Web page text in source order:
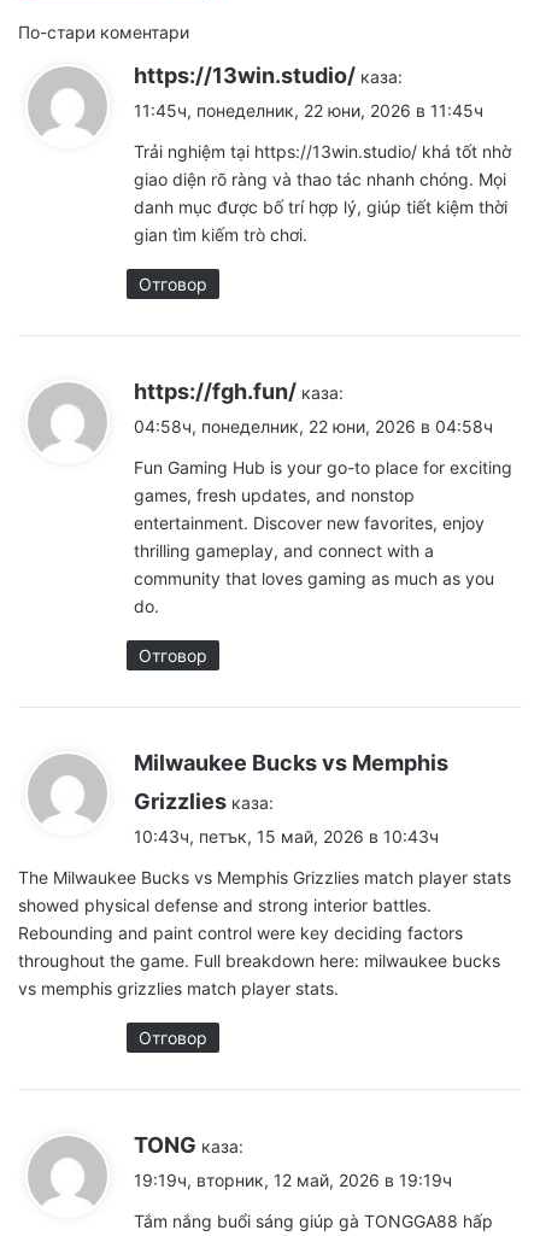
Навигация
за
коментарите
По-стари коментари
https://13win.studio/ каза:
11:45ч, понеделник, 22 юни, 2026 в 11:45ч
Trải nghiệm tại https://13win.studio/ khá tốt nhờ
giao diện rõ ràng và thao tác nhanh chóng. Mọi
danh mục được bố trí hợp lý, giúp tiết kiệm thời
gian tìm kiếm trò chơi.
Отговор
https://fgh.fun/ каза:
04:58ч, понеделник, 22 юни, 2026 в 04:58ч
Fun Gaming Hub is your go-to place for exciting
games, fresh updates, and nonstop
entertainment. Discover new favorites, enjoy
thrilling gameplay, and connect with a
community that loves gaming as much as you
do.
Отговор
Milwaukee Bucks vs Memphis
Grizzlies каза:
10:43ч, петък, 15 май, 2026 в 10:43ч
The Milwaukee Bucks vs Memphis Grizzlies match player stats
showed physical defense and strong interior battles.
Rebounding and paint control were key deciding factors
throughout the game. Full breakdown here: milwaukee bucks
vs memphis grizzlies match player stats.
Отговор
TONG каза:
19:19ч, вторник, 12 май, 2026 в 19:19ч
Tắm nắng buổi sáng giúp gà TONGGA88 hấp